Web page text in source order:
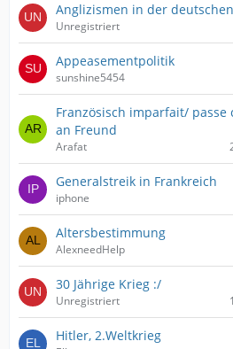
Anglizismen in der
Unregistriert
Appeasementpolitik
sunshine5454
Französisch imparfait/ passe
an Freund
Arafat
Generalstreik in Frankreich
iphone
Altersbestimmung
AlexneedHelp
30 Jährige Krieg :/
Unregistriert
Hitler, 2.Weltkrieg